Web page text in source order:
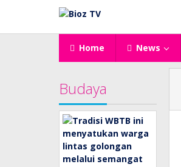
konten
Home News
Budaya